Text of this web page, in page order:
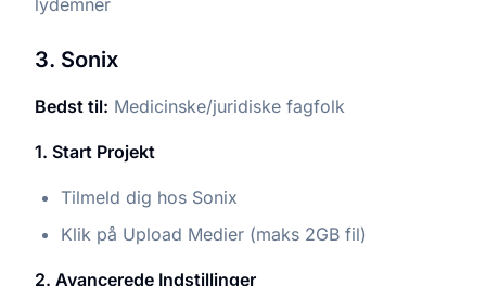
3. Sonix
Bedst til: Medicinske/juridiske fagfolk
1. Start Projekt
Tilmeld dig hos Sonix
Klik på Upload Medier (maks 2GB fil)
2. Avancerede Indstillinger